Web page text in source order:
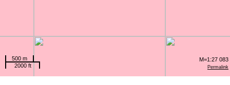
Permalink
500 m
2000 ft
M=1:27 083